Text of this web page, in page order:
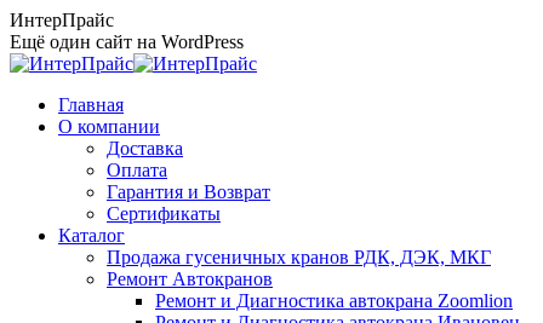
Перейти
к
содержанию
ИнтерПрайс
Ещё один сайт на WordPress
Главная
О компании
Доставка
Оплата
Гарантия и Возврат
Сертификаты
Каталог
Продажа гусеничных кранов РДК, ДЭК, МКГ
Ремонт Автокранов
Ремонт и Диагностика автокрана Zoomlion